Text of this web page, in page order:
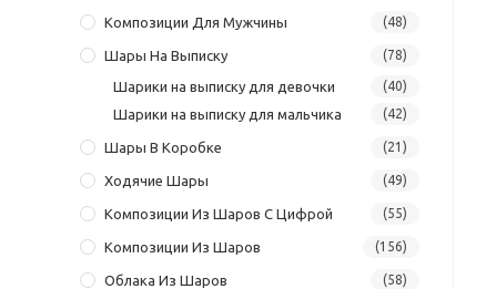
Композиции Для Мужчины (48)
Шары На Выписку (78)
Шарики на выписку для девочки (40)
Шарики на выписку для мальчика (42)
Шары В Коробке (21)
Ходячие Шары (49)
Композиции Из Шаров С Цифрой (55)
Композиции Из Шаров (156)
Облака Из Шаров (58)